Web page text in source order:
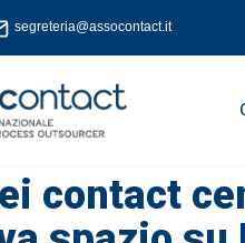
segreteria@assocontact.it
contact